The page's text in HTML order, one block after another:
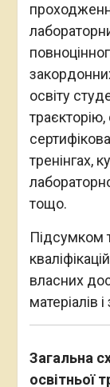
освіту
тренінгах,
тощо.
Підсумком
власних
матеріалів
Загальна
освітньої